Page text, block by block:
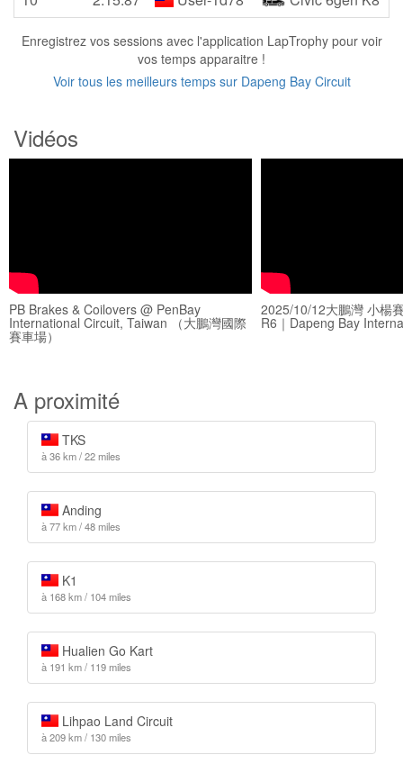
Enregistrez vos sessions avec l'application LapTrophy pour voir
vos temps apparaitre !
Voir tous les meilleurs temps sur Dapeng Bay Circuit
Vidéos
PB Brakes & Coilovers @ PenBay
International Circuit, Taiwan （大鵬灣國際
賽車場）
2025/10/12大鵬灣 小楊
R6｜Dapeng Bay
A proximité
TKS
à 36 km / 22 miles
Anding
à 77 km / 48 miles
K1
à 168 km / 104 miles
Hualien Go Kart
à 191 km / 119 miles
Lihpao Land Circuit
à 209 km / 130 miles